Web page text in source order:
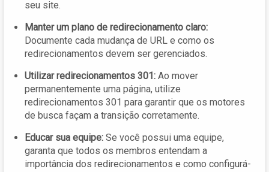
seu site.
Manter um plano de redirecionamento claro:
Documente cada mudança de URL e como os
redirecionamentos devem ser gerenciados.
Utilizar redirecionamentos 301: Ao mover
permanentemente uma página, utilize
redirecionamentos 301 para garantir que os motores
de busca façam a transição corretamente.
Educar sua equipe: Se você possui uma equipe,
garanta que todos os membros entendam a
importância dos redirecionamentos e como configurá-